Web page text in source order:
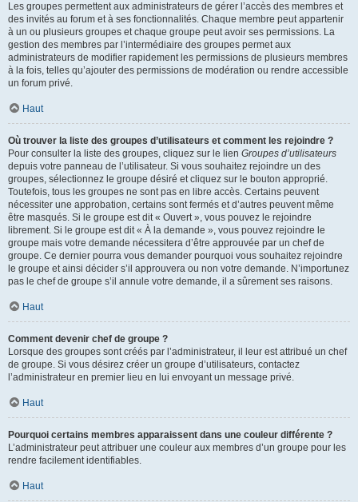
Les groupes permettent aux administrateurs de gérer l’accès des membres et
des invités au forum et à ses fonctionnalités. Chaque membre peut appartenir
à un ou plusieurs groupes et chaque groupe peut avoir ses permissions. La
gestion des membres par l’intermédiaire des groupes permet aux
administrateurs de modifier rapidement les permissions de plusieurs membres
à la fois, telles qu’ajouter des permissions de modération ou rendre accessible
un forum privé.
Haut
Où trouver la liste des groupes d’utilisateurs et comment les rejoindre ?
Pour consulter la liste des groupes, cliquez sur le lien Groupes d’utilisateurs
depuis votre panneau de l’utilisateur. Si vous souhaitez rejoindre un des
groupes, sélectionnez le groupe désiré et cliquez sur le bouton approprié.
Toutefois, tous les groupes ne sont pas en libre accès. Certains peuvent
nécessiter une approbation, certains sont fermés et d’autres peuvent même
être masqués. Si le groupe est dit « Ouvert », vous pouvez le rejoindre
librement. Si le groupe est dit « À la demande », vous pouvez rejoindre le
groupe mais votre demande nécessitera d’être approuvée par un chef de
groupe. Ce dernier pourra vous demander pourquoi vous souhaitez rejoindre
le groupe et ainsi décider s’il approuvera ou non votre demande. N’importunez
pas le chef de groupe s’il annule votre demande, il a sûrement ses raisons.
Haut
Comment devenir chef de groupe ?
Lorsque des groupes sont créés par l’administrateur, il leur est attribué un chef
de groupe. Si vous désirez créer un groupe d’utilisateurs, contactez
l’administrateur en premier lieu en lui envoyant un message privé.
Haut
Pourquoi certains membres apparaissent dans une couleur différente ?
L’administrateur peut attribuer une couleur aux membres d’un groupe pour les
rendre facilement identifiables.
Haut